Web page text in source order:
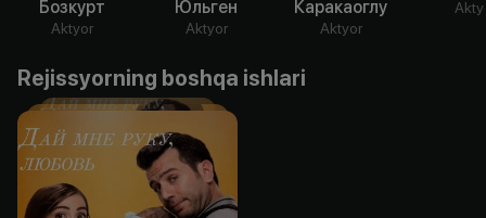
Бозкурт
Aktyor
Юльген
Aktyor
Каракаоглу
Aktyor
Rejissyorning boshqa ishlari